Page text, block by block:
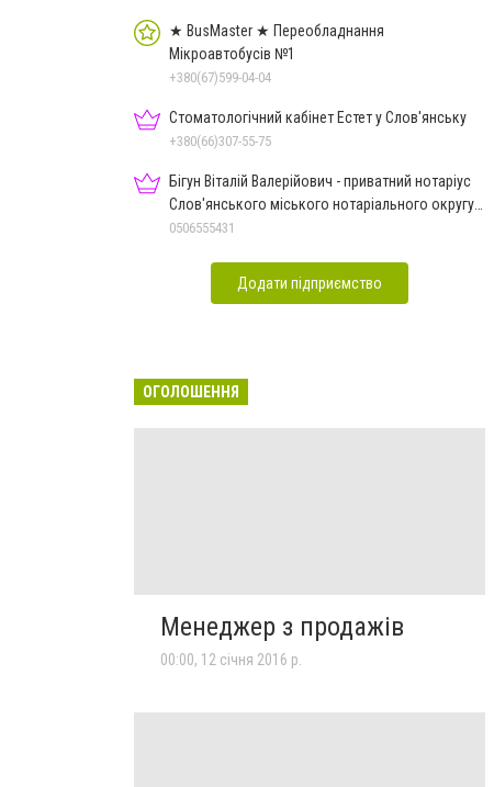
★ BusMaster ★ Переобладнання
Мікроавтобусів №1
+380(67)599-04-04
Стоматологічний кабінет Естет у Слов'янську
+380(66)307-55-75
Бігун Віталій Валерійович - приватний нотаріус
Слов'янського міського нотаріального округу
Дон.обл.
0506555431
Додати підприємство
ОГОЛОШЕННЯ
Менеджер з продажів
00:00, 12 січня 2016 р.